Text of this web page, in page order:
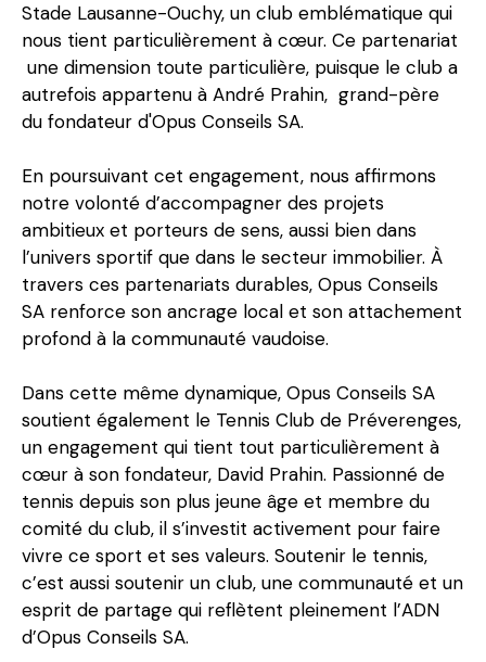
Stade Lausanne-Ouchy, un club emblématique qui
nous tient particulièrement à cœur. Ce partenariat
une dimension toute particulière, puisque le club a
autrefois appartenu à André Prahin, grand-père
du fondateur d'Opus Conseils SA.
En poursuivant cet engagement, nous affirmons
notre volonté d’accompagner des projets
ambitieux et porteurs de sens, aussi bien dans
l’univers sportif que dans le secteur immobilier. À
travers ces partenariats durables, Opus Conseils
SA renforce son ancrage local et son attachement
profond à la communauté vaudoise.
Dans cette même dynamique, Opus Conseils SA
soutient également le Tennis Club de Préverenges,
un engagement qui tient tout particulièrement à
cœur à son fondateur, David Prahin. Passionné de
tennis depuis son plus jeune âge et membre du
comité du club, il s’investit activement pour faire
vivre ce sport et ses valeurs. Soutenir le tennis,
c’est aussi soutenir un club, une communauté et un
esprit de partage qui reflètent pleinement l’ADN
d’Opus Conseils SA.